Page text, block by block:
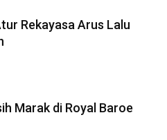
Rekayasa Arus Lalu
Marak di Royal Baroe